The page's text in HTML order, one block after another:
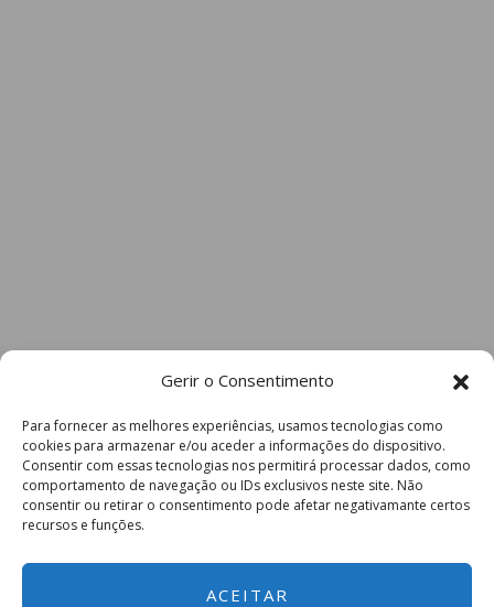
Gerir o Consentimento
Para fornecer as melhores experiências, usamos tecnologias como
cookies para armazenar e/ou aceder a informações do dispositivo.
Consentir com essas tecnologias nos permitirá processar dados, como
comportamento de navegação ou IDs exclusivos neste site. Não
consentir ou retirar o consentimento pode afetar negativamante certos
recursos e funções.
ACEITAR